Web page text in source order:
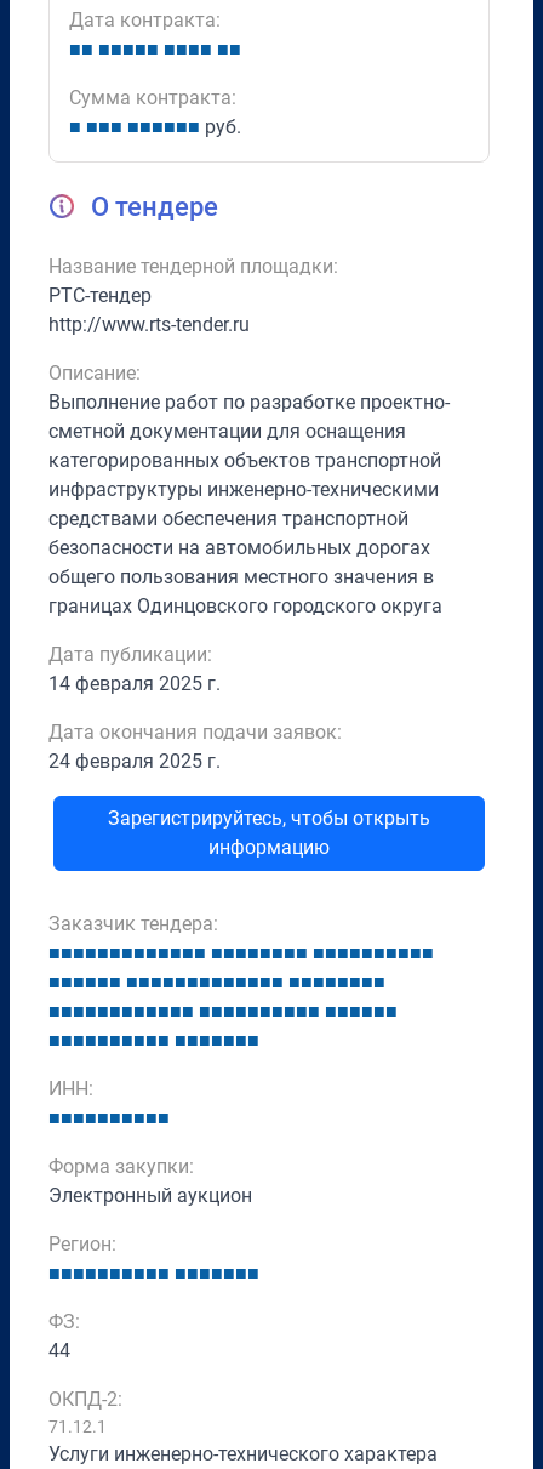
Дата контракта:
■■ ■■■■■ ■■■■ ■■
Сумма контракта:
■ ■■■ ■■■■■■ руб.
О тендере
Название тендерной площадки:
РТС-тендер
http://www.rts-tender.ru
Описание:
Выполнение работ по разработке проектно-
сметной документации для оснащения
категорированных объектов транспортной
инфраструктуры инженерно-техническими
средствами обеспечения транспортной
безопасности на автомобильных дорогах
общего пользования местного значения в
границах Одинцовского городского округа
Дата публикации:
14 февраля 2025 г.
Дата окончания подачи заявок:
24 февраля 2025 г.
Зарегистрируйтесь, чтобы открыть
информацию
Заказчик тендера:
■■■■■■■■■■■■■ ■■■■■■■■ ■■■■■■■■■■
■■■■■■ ■■■■■■■■■■■■■ ■■■■■■■■
■■■■■■■■■■■■ ■■■■■■■■■■ ■■■■■■
■■■■■■■■■■ ■■■■■■■
ИНН:
■■■■■■■■■■
Форма закупки:
Электронный аукцион
Регион:
■■■■■■■■■■ ■■■■■■■
ФЗ:
44
ОКПД-2:
71.12.1
Услуги инженерно-технического характера